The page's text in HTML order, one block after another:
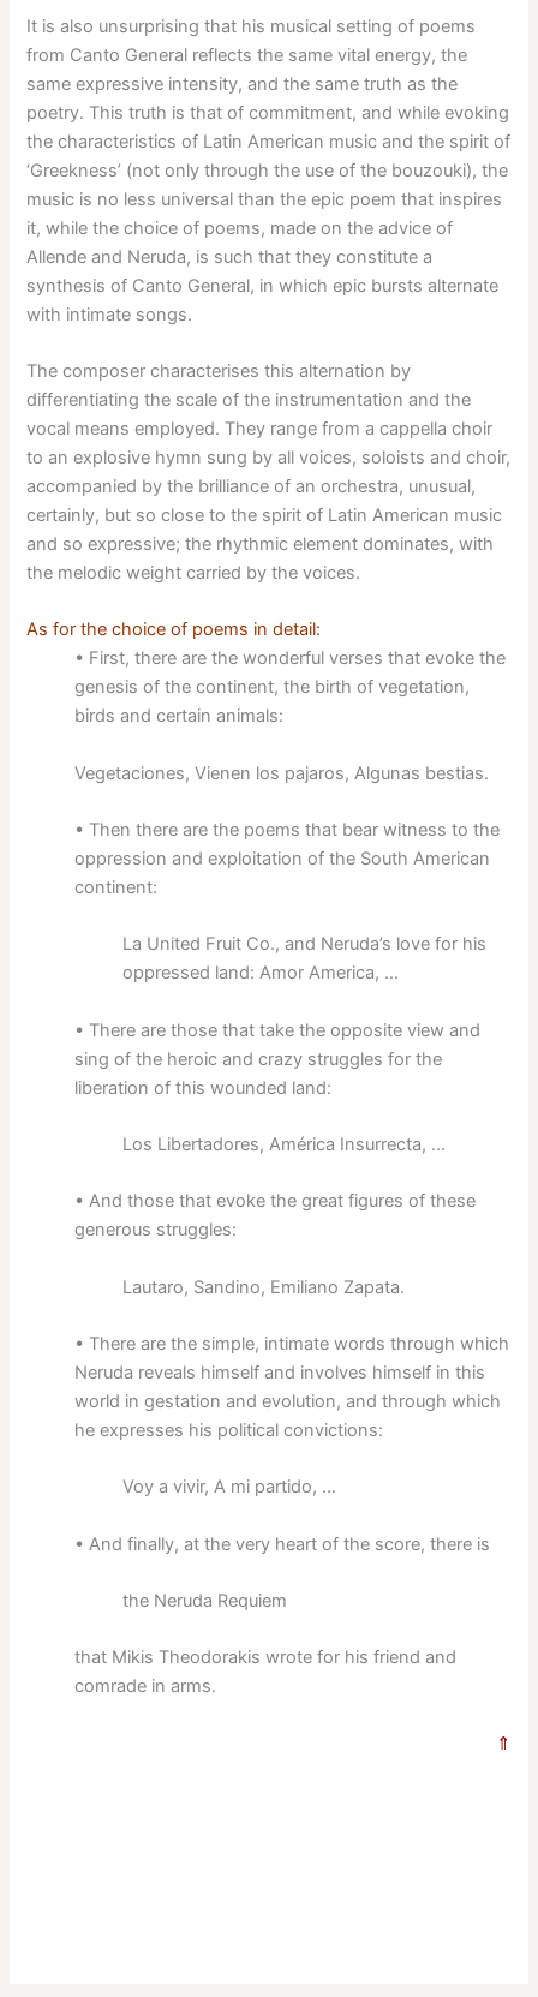
It is also unsurprising that his musical setting of poems
from Canto General reflects the same vital energy, the
same expressive intensity, and the same truth as the
poetry. This truth is that of commitment, and while evoking
the characteristics of Latin American music and the spirit of
‘Greekness’ (not only through the use of the bouzouki), the
music is no less universal than the epic poem that inspires
it, while the choice of poems, made on the advice of
Allende and Neruda, is such that they constitute a
synthesis of Canto General, in which epic bursts alternate
with intimate songs.
The composer characterises this alternation by
differentiating the scale of the instrumentation and the
vocal means employed. They range from a cappella choir
to an explosive hymn sung by all voices, soloists and choir,
accompanied by the brilliance of an orchestra, unusual,
certainly, but so close to the spirit of Latin American music
and so expressive; the rhythmic element dominates, with
the melodic weight carried by the voices.
As for the choice of poems in detail:
• First, there are the wonderful verses that evoke the
genesis of the continent, the birth of vegetation,
birds and certain animals:
Vegetaciones, Vienen los pajaros, Algunas bestias.
• Then there are the poems that bear witness to the
oppression and exploitation of the South American
continent:
La United Fruit Co., and Neruda’s love for his
oppressed land: Amor America, …
• There are those that take the opposite view and
sing of the heroic and crazy struggles for the
liberation of this wounded land:
Los Libertadores, América Insurrecta, …
• And those that evoke the great figures of these
generous struggles:
Lautaro, Sandino, Emiliano Zapata.
• There are the simple, intimate words through which
Neruda reveals himself and involves himself in this
world in gestation and evolution, and through which
he expresses his political convictions:
Voy a vivir, A mi partido, …
• And finally, at the very heart of the score, there is
the Neruda Requiem
that Mikis Theodorakis wrote for his friend and
comrade in arms.
⇑